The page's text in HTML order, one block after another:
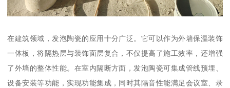
在建筑领域，发泡陶瓷的应用十分广泛。它可以作为外墙保温装饰
一体板，将隔热层与装饰面层复合，不仅提高了施工效率，还增强
了外墙的整体性能。在室内隔断方面，发泡陶瓷可集成管线预埋、
设备安装等功能，实现功能集成，同时其隔音性能满足会议室、录